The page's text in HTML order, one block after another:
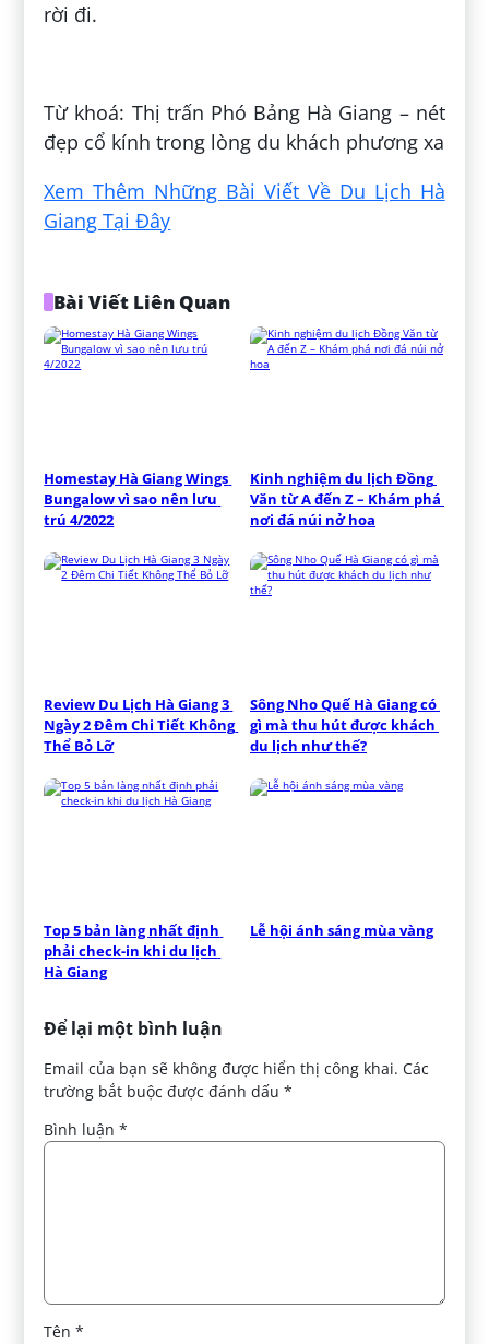
rời đi.
Từ khoá: Thị trấn Phó Bảng Hà Giang – nét
đẹp cổ kính trong lòng du khách phương xa
Xem Thêm Những Bài Viết Về Du Lịch Hà
Giang Tại Đây
Bài Viết Liên Quan
Homestay Hà Giang Wings
Bungalow vì sao nên lưu
trú 4/2022
Kinh nghiệm du lịch Đồng
Văn từ A đến Z – Khám phá
nơi đá núi nở hoa
Review Du Lịch Hà Giang 3
Ngày 2 Đêm Chi Tiết Không
Thể Bỏ Lỡ
Sông Nho Quế Hà Giang có
gì mà thu hút được khách
du lịch như thế?
Top 5 bản làng nhất định
phải check-in khi du lịch
Hà Giang
Lễ hội ánh sáng mùa vàng
Để lại một bình luận
Email của bạn sẽ không được hiển thị công khai. Các
trường bắt buộc được đánh dấu*
Bình luận*
Tên*